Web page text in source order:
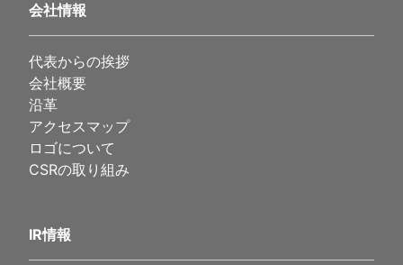
会社情報
代表からの挨拶
会社概要
沿革
アクセスマップ
ロゴについて
CSRの取り組み
IR情報